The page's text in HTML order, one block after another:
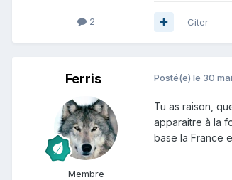
2 Citer
Ferris
Membre
Posté(e) le 30
Tu as raison,
apparaitre à la
base la France